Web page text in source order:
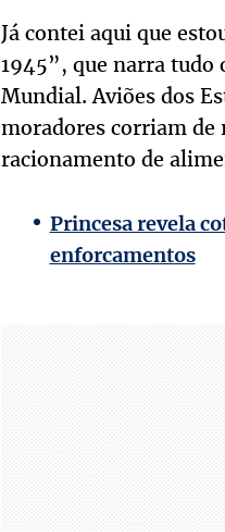
Já contei aqui que
1945”, que narra tudo
Mundial. Aviões dos
moradores corriam de
racionamento de
Princesa revela
enforcamentos